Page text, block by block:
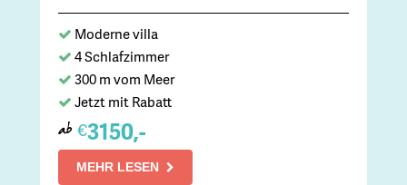
Moderne villa
4 Schlafzimmer
300 m vom Meer
Jetzt mit Rabatt
ab €3150,-
MEHR LESEN